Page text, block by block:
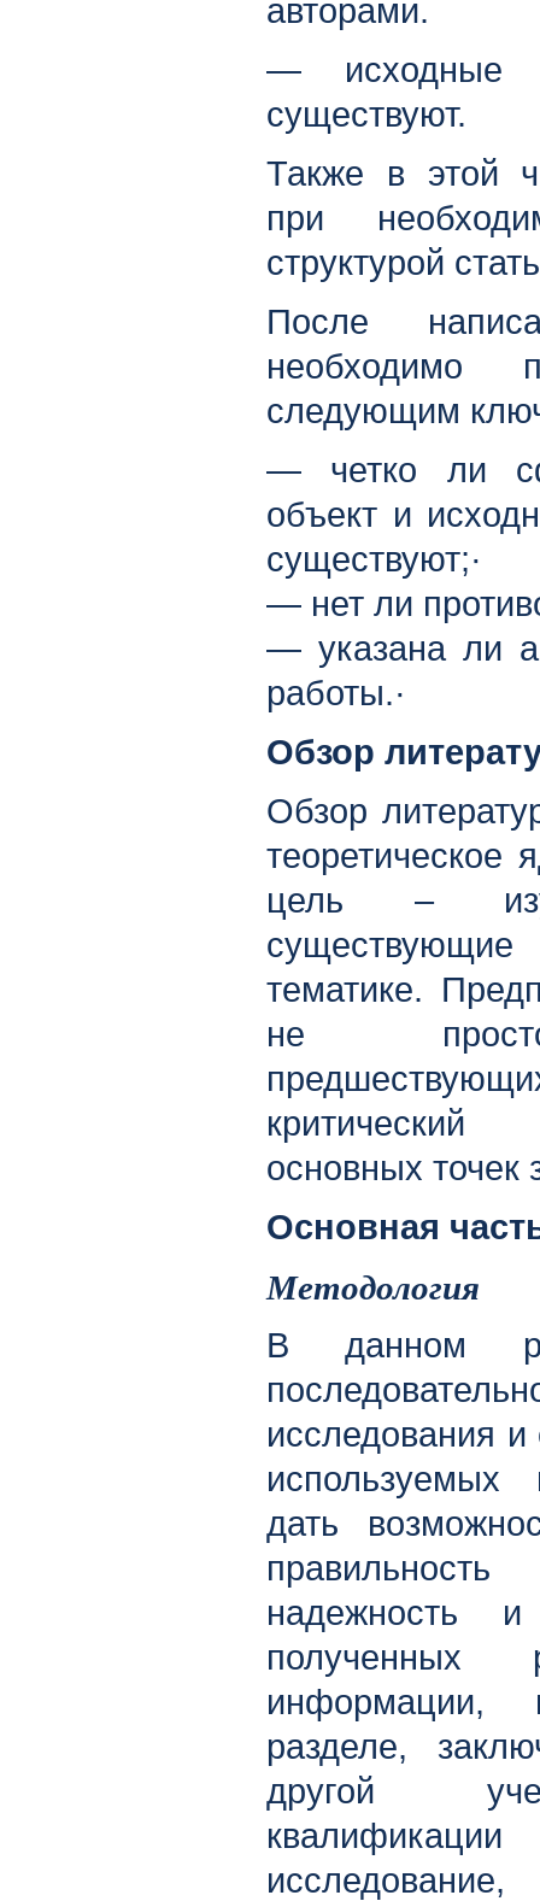
авторами.
— исходные
существуют.
Также в этой
при
структурой
После
необходимо
следующим
— четко ли
объект и
существуют;·
— нет ли
— указана ли
работы.·
Обзор
Обзор
теоретическое
цель –
тематике.
не
основных точек
Основная
Методология
В данном
исследования
дать
надежность и
полученных
информации,
разделе,
другой